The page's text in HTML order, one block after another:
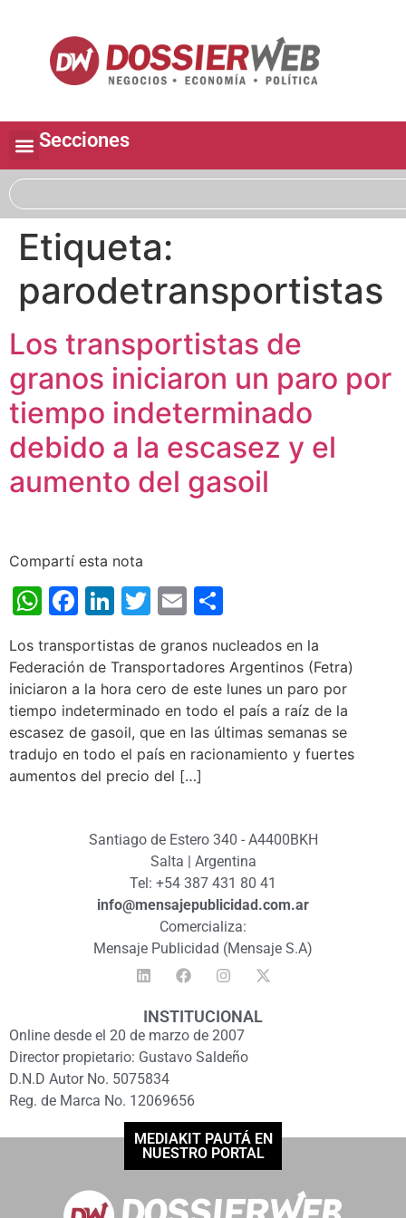
Secciones
Etiqueta:
parodetransportistas
Los transportistas de
granos iniciaron un paro por
tiempo indeterminado
debido a la escasez y el
aumento del gasoil
Compartí esta nota
WhatsApp
Facebook
LinkedIn
Twitter
Email
Los transportistas de granos nucleados en la
Federación de Transportadores Argentinos (Fetra)
iniciaron a la hora cero de este lunes un paro por
tiempo indeterminado en todo el país a raíz de la
escasez de gasoil, que en las últimas semanas se
tradujo en todo el país en racionamiento y fuertes
aumentos del precio del […]
Santiago de Estero 340 - A4400BKH
Salta | Argentina
Tel: +54 387 431 80 41
info@mensajepublicidad.com.ar
Comercializa:
Mensaje Publicidad (Mensaje S.A)
INSTITUCIONAL
Online desde el 20 de marzo de 2007
Director propietario: Gustavo Saldeño
D.N.D Autor No. 5075834
Reg. de Marca No. 12069656
MEDIAKIT PAUTÁ EN
NUESTRO PORTAL